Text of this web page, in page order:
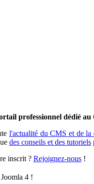
professionnel dédié au
l'actualité du CMS et de la
des conseils et des tutoriels
inscrit ? Rejoignez-nous !
4 !